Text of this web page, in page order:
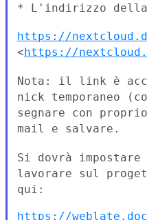
* L'indirizzo
https://
<https://
Nota: il link è
nick temporaneo
segnare con
mail e salvare.
Si dovrà impostare
lavorare sul
qui:
https://